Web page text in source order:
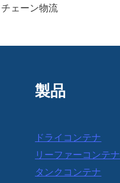
ェーン物流
製品
ドライコンテナ
リーファーコンテナ
タンクコンテナ